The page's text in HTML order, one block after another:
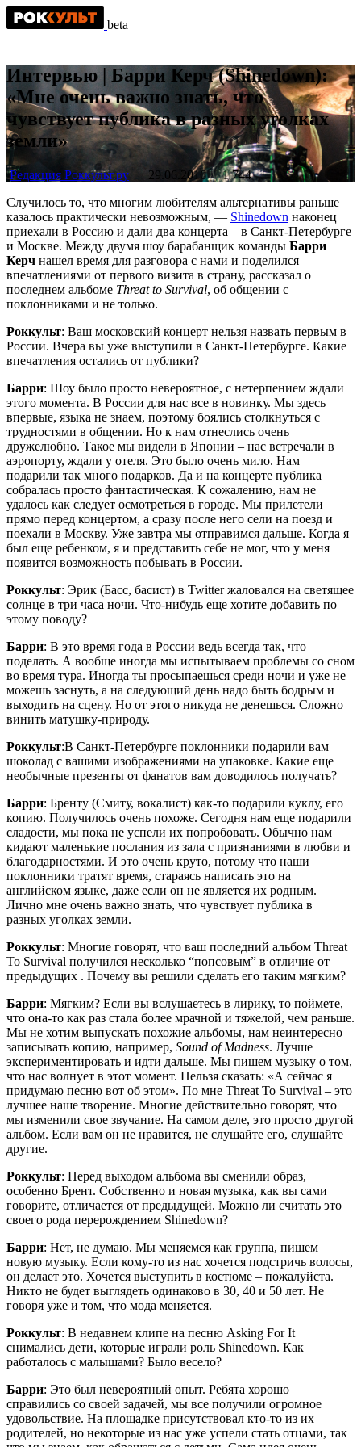
beta
Интервью | Барри Керч (Shinedown):
«Мне очень важно знать, что
чувствует публика в разных уголках
земли»
Редакция Роккульт.ру 29.06.2016
1 744
Случилось то, что многим любителям альтернативы раньше
казалось практически невозможным, — Shinedown наконец
приехали в Россию и дали два концерта – в Санкт-Петербурге
и Москве. Между двумя шоу барабанщик команды Барри
Керч нашел время для разговора с нами и поделился
впечатлениями от первого визита в страну, рассказал о
последнем альбоме Threat to Survival, об общении с
поклонниками и не только.
Роккульт: Ваш московский концерт нельзя назвать первым в
России. Вчера вы уже выступили в Санкт-Петербурге. Какие
впечатления остались от публики?
Барри: Шоу было просто невероятное, с нетерпением ждали
этого момента. В России для нас все в новинку. Мы здесь
впервые, языка не знаем, поэтому боялись столкнуться с
трудностями в общении. Но к нам отнеслись очень
дружелюбно. Такое мы видели в Японии – нас встречали в
аэропорту, ждали у отеля. Это было очень мило. Нам
подарили так много подарков. Да и на концерте публика
собралась просто фантастическая. К сожалению, нам не
удалось как следует осмотреться в городе. Мы прилетели
прямо перед концертом, а сразу после него сели на поезд и
поехали в Москву. Уже завтра мы отправимся дальше. Когда я
был еще ребенком, я и представить себе не мог, что у меня
появится возможность побывать в России.
Роккульт: Эрик (Басс, басист) в Twitter жаловался на светящее
солнце в три часа ночи. Что-нибудь еще хотите добавить по
этому поводу?
Барри: В это время года в России ведь всегда так, что
поделать. А вообще иногда мы испытываем проблемы со сном
во время тура. Иногда ты просыпаешься среди ночи и уже не
можешь заснуть, а на следующий день надо быть бодрым и
выходить на сцену. Но от этого никуда не денешься. Сложно
винить матушку-природу.
Роккульт:В Санкт-Петербурге поклонники подарили вам
шоколад с вашими изображениями на упаковке. Какие еще
необычные презенты от фанатов вам доводилось получать?
Барри: Бренту (Смиту, вокалист) как-то подарили куклу, его
копию. Получилось очень похоже. Сегодня нам еще подарили
сладости, мы пока не успели их попробовать. Обычно нам
кидают маленькие послания из зала с признаниями в любви и
благодарностями. И это очень круто, потому что наши
поклонники тратят время, стараясь написать это на
английском языке, даже если он не является их родным.
Лично мне очень важно знать, что чувствует публика в
разных уголках земли.
Роккульт: Многие говорят, что ваш последний альбом Threat
To Survival получился несколько “попсовым” в отличие от
предыдущих . Почему вы решили сделать его таким мягким?
Барри: Мягким? Если вы вслушаетесь в лирику, то поймете,
что она-то как раз стала более мрачной и тяжелой, чем раньше.
Мы не хотим выпускать похожие альбомы, нам неинтересно
записывать копию, например, Sound of Madness. Лучше
экспериментировать и идти дальше. Мы пишем музыку о том,
что нас волнует в этот момент. Нельзя сказать: «А сейчас я
придумаю песню вот об этом». По мне Threat To Survival – это
лучшее наше творение. Многие действительно говорят, что
мы изменили свое звучание. На самом деле, это просто другой
альбом. Если вам он не нравится, не слушайте его, слушайте
другие.
Роккульт: Перед выходом альбома вы сменили образ,
особенно Брент. Собственно и новая музыка, как вы сами
говорите, отличается от предыдущей. Можно ли считать это
своего рода перерождением Shinedown?
Барри: Нет, не думаю. Мы меняемся как группа, пишем
новую музыку. Если кому-то из нас хочется подстричь волосы,
он делает это. Хочется выступить в костюме – пожалуйста.
Никто не будет выглядеть одинаково в 30, 40 и 50 лет. Не
говоря уже и том, что мода меняется.
Роккульт: В недавнем клипе на песню Asking For It
снимались дети, которые играли роль Shinedown. Как
работалось с малышами? Было весело?
Барри: Это был невероятный опыт. Ребята хорошо
справились со своей задачей, мы все получили огромное
удовольствие. На площадке присутствовал кто-то из их
родителей, но некоторые из нас уже успели стать отцами, так